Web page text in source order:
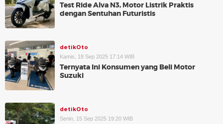
Test Ride Alva N3, Motor Listrik Praktis
dengan Sentuhan Futuristis
detikOto
Kamis, 18 Sep 2025 17:14 WIB
Ternyata Ini Konsumen yang Beli Motor
Suzuki
detikOto
Senin, 15 Sep 2025 19:20 WIB